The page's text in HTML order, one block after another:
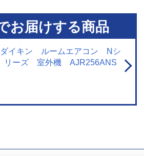
。 お届けする商品
ダイキン ルームエアコン Nシ
リーズ 室外機 AJR256ANS